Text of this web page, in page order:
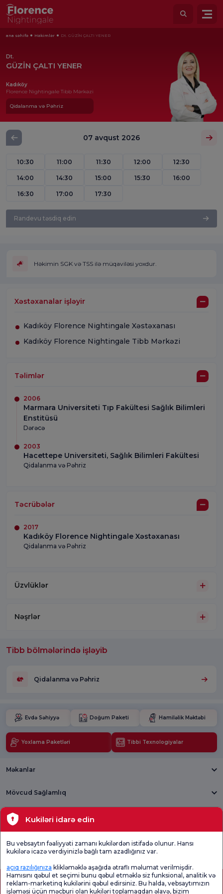
ana səhifə Həkimlər Dt. GÜZİN ÇALTI YENER
Dt.
GÜZİN ÇALTI YENER
Kadıköy
Florence Nightingale Tibb Mərkəzi
Qidalanma və Pəhriz
07 avqust 2026
10:30 11:00 11:30 12:00 12:30
14:00 14:30 15:00 15:30 16:00
16:30 17:00 17:30
Randevu təsdiq edin
Həkimin SGK və TSS ilə müqaviləsi yoxdur.
Xəstəxanalar işləyir
Kadıköy Florence Nightingale Xəstəxanası
Kadıköy Florence Nightingale Tibb Mərkəzi
Təlimlər
2006
Marmara Universiteti Tıp Fakültesi Sağlık Bilimleri
Enstitüsü
Dərəcə
2003
Hacettepe Universiteti, Sağlık Bilimleri Fakültesi
Qidalanma və Pəhriz
Təcrübələr
2017
Kadıköy Florence Nightingale Xəstəxanası
Qidalanma və Pəhriz
Üzvlüklər
Nəşrlər
Tibb bölmələrində işləyib
Qidalanma və Pəhriz
Evdə Səhiyyə Doğum Paketi Hamiləlik Məktəbi
Yoxlama Paketləri Tibbi Texnologiyalar
Məkanlar
Mövcud Sağlamlıq
Tibbi bölmələr
Ümumi
Məmnuniyyət
Sorğusu
Məmnuniyyət
Sorğusunu
yoxlayın.
Promo
Kukiləri idarə edin
Bu vebsaytın fəaliyyəti zamanı kukilərdən istifadə olunur. Hansı
kukilərə icazə verdiyinizlə bağlı tam azadlığınız var.
açıq razılığınıza klikləməklə aşağıda ətraflı məlumat verilmişdir.
Hamısını qəbul et seçimi bunu qəbul etməklə siz funksional, analitik və
reklam-marketinq kukilərini qəbul edirsiniz. Bu halda, vebsaytımızın
işləməsi üçün məcburi olan kukiləri toplamaqdan əlavə, bizim